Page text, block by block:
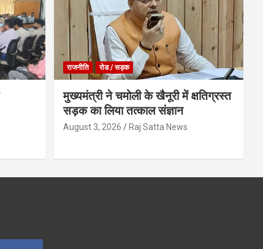
राजनीति रोड / सड़क
मुख्यमंत्री ने चमोली के खैनूरी में क्षतिग्रस्त
सड़क का लिया तत्काल संज्ञान
August 3, 2026 Raj Satta News